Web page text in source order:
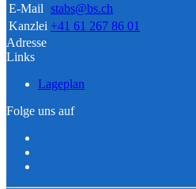
E-Mail stabs@bs.ch
Kanzlei +41 61 267 86 01
Adresse
Links
Lageplan
Folge uns auf